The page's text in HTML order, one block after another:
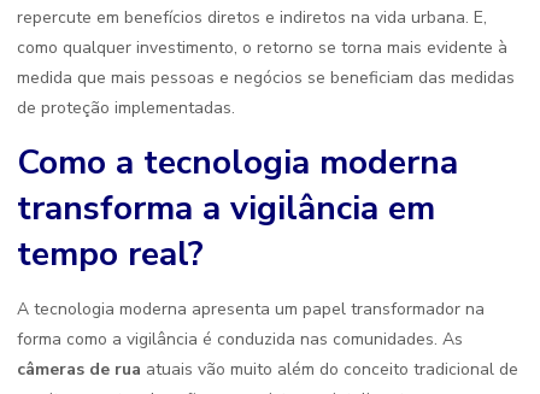
repercute em benefícios diretos e indiretos na vida urbana. E,
como qualquer investimento, o retorno se torna mais evidente à
medida que mais pessoas e negócios se beneficiam das medidas
de proteção implementadas.
Como a tecnologia moderna
transforma a vigilância em
tempo real?
A tecnologia moderna apresenta um papel transformador na
forma como a vigilância é conduzida nas comunidades. As
câmeras de rua atuais vão muito além do conceito tradicional de